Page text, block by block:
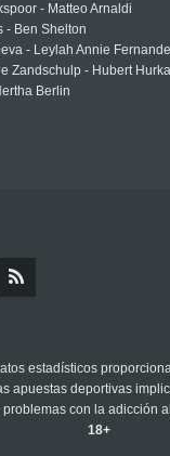
- Matteo Arnaldi
- Ben Shelton
- Leylah Annie
Zandschulp - Hubert
Berlin
estadísticos
deportivas
con la
18+